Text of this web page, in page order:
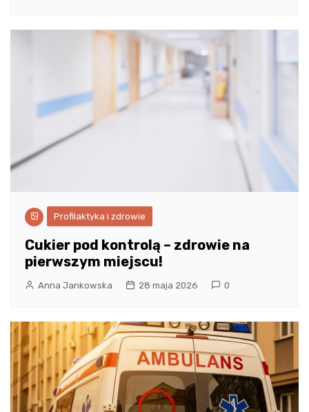
Profilaktyka i zdrowie
Cukier pod kontrolą – zdrowie na
pierwszym miejscu!
Anna Jankowska 28 maja 2026 0